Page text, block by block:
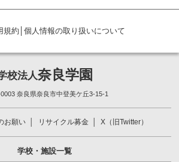
規約 個人情報の取り扱いについて
校法人奈良学園
奈良県奈良市中登美ケ丘3-15-1
お願い リサイクル募金 X（旧Twitter）
学校・施設一覧